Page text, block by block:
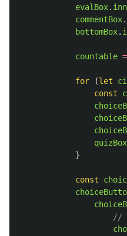
evalBox.
commentBox.
bottomBox.
countable =
for (let ci
const
quizBox
}
const
//